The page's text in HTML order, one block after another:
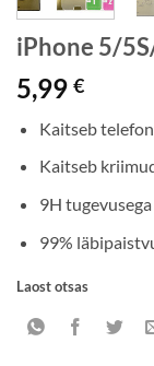
iPhone 5/
5,99 €
Kaitseb
Kaitseb
9H tugevusega
99%
Laost otsas